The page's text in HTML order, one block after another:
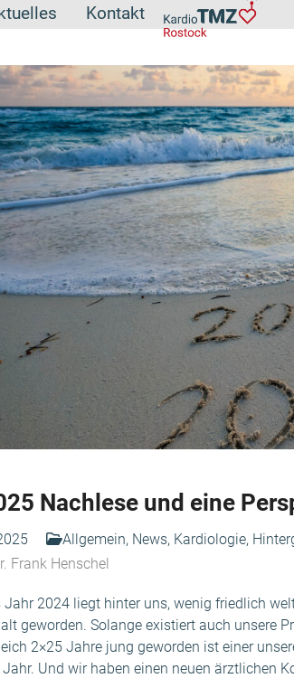
Kontakt
Nachlese und eine
Allgemein, News, Kardiologie,
Frank Henschel
Jahr 2024 liegt hinter uns, wenig friedlich
geworden. Solange existiert auch unsere
2×25 Jahre jung geworden ist einer
Und wir haben einen neuen ärztlichen